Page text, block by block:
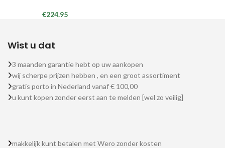
€224.95
Wist u dat
3 maanden garantie hebt op uw aankopen
wij scherpe prijzen hebben , en een groot assortiment
gratis porto in Nederland vanaf € 100,00
u kunt kopen zonder eerst aan te melden [wel zo veilig]
makkelijk kunt betalen met Wero zonder kosten